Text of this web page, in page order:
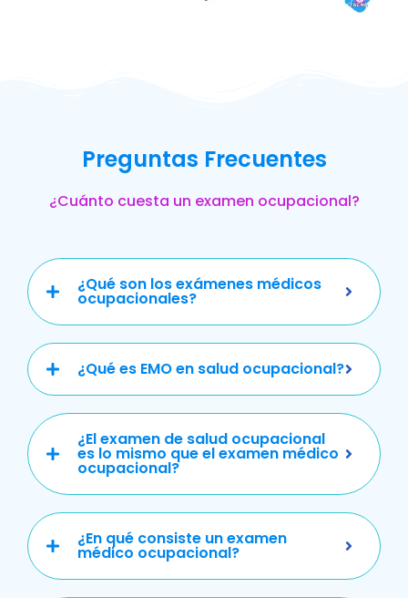
Preguntas Frecuentes
¿Cuánto cuesta un examen ocupacional?
¿Qué son los exámenes médicos
ocupacionales?
¿Qué es EMO en salud ocupacional?
¿El examen de salud ocupacional
es lo mismo que el examen médico
ocupacional?
¿En qué consiste un examen
médico ocupacional?